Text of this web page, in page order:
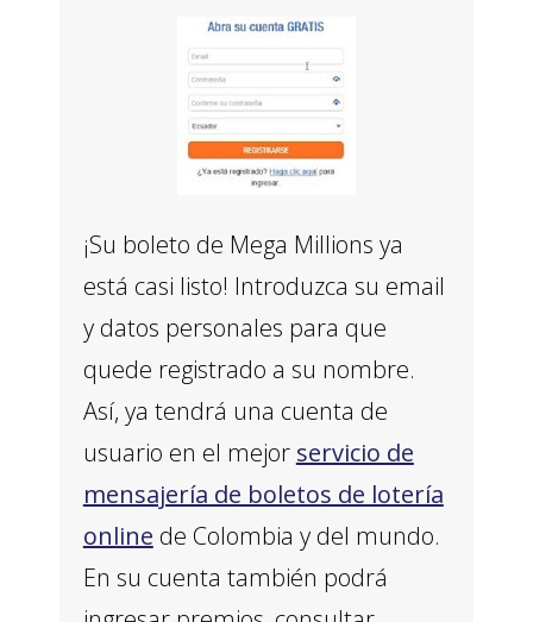
¡Su boleto de Mega Millions ya
está casi listo! Introduzca su email
y datos personales para que
quede registrado a su nombre.
Así, ya tendrá una cuenta de
usuario en el mejor servicio de
mensajería de boletos de lotería
online de Colombia y del mundo.
En su cuenta también podrá